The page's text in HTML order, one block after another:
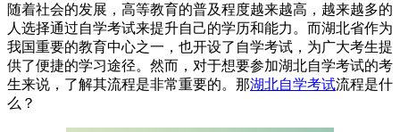
随着社会的发展，高等教育的普及程度越来越高，越来越多的
人选择通过自学考试来提升自己的学历和能力。而湖北省作为
我国重要的教育中心之一，也开设了自学考试，为广大考生提
供了便捷的学习途径。然而，对于想要参加湖北自学考试的考
生来说，了解其流程是非常重要的。那湖北自学考试流程是什
么？